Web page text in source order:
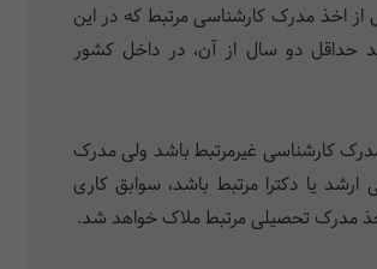
اخذ مدرک کارشناسی مرتبط که در این
حداقل دو سال از آن، در داخل کشور
کارشناسی غیرمرتبط باشد ولی مدرک
ارشد یا دکترا مرتبط باشد، سوابق کاری
مدرک تحصیلی مرتبط ملاک خواهد شد.